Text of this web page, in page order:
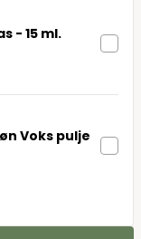
- 15 ml.
Voks pulje